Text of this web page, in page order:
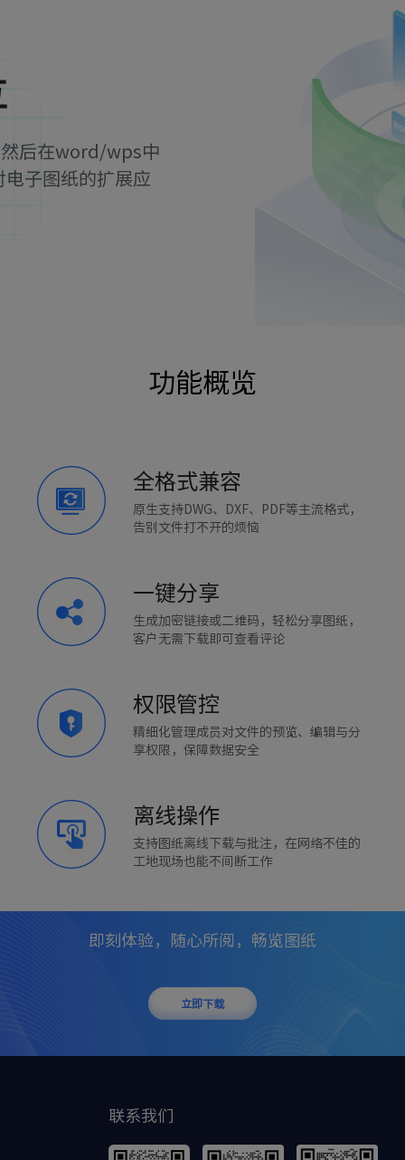
后在word/wps中
子图纸的扩展应
功能概览
全格式兼容
原生支持DWG、DXF、PDF等主流格式，
告别文件打不开的烦恼
一键分享
生成加密链接或二维码，轻松分享图纸，
客户无需下载即可查看评论
权限管控
精细化管理成员对文件的预览、编辑与分
享权限，保障数据安全
离线操作
支持图纸离线下载与批注，在网络不佳的
工地现场也能不间断工作
即刻体验，随心所阅，畅览图纸
立即下载
联系我们